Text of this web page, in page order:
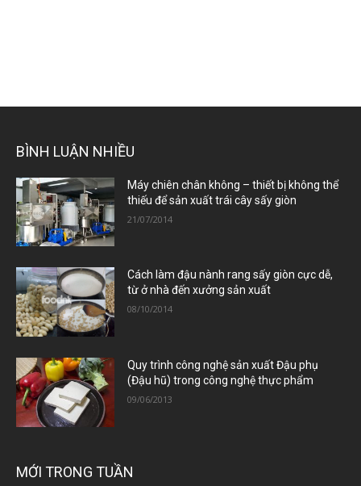
BÌNH LUẬN NHIỀU
Máy chiên chân không – thiết bị không thể
thiếu để sản xuất trái cây sấy giòn
21/07/2014
Cách làm đậu nành rang sấy giòn cực dễ,
từ ở nhà đến xưởng sản xuất
08/10/2014
Quy trình công nghệ sản xuất Đậu phụ
(Đậu hũ) trong công nghệ thực phẩm
09/06/2013
MỚI TRONG TUẦN